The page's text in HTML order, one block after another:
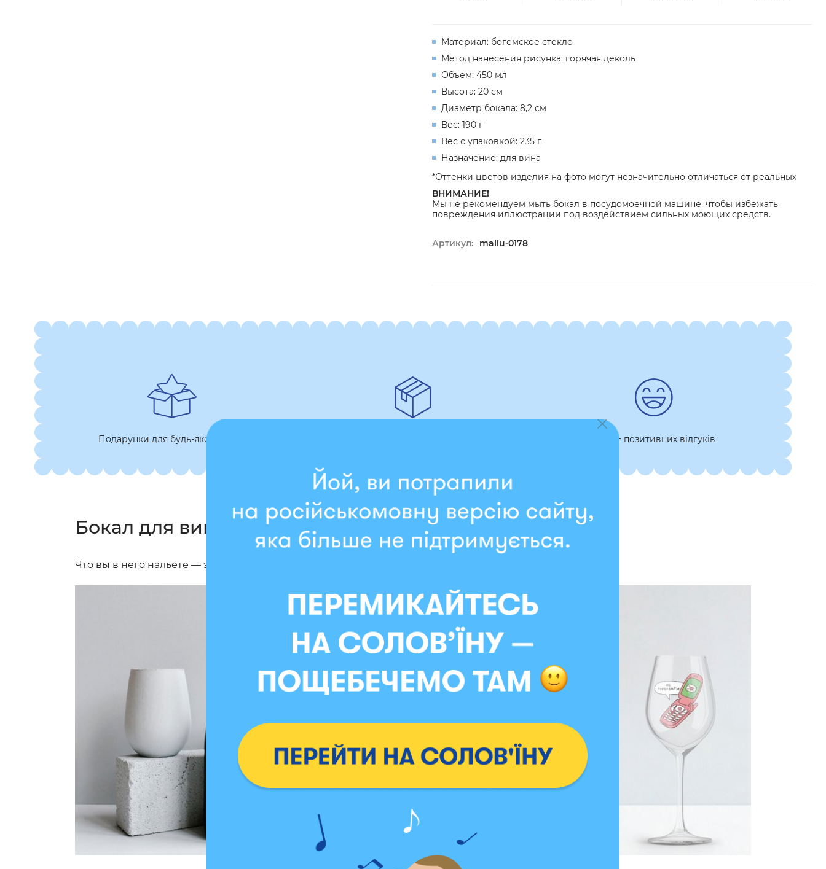
Материал: богемское стекло
Метод нанесения рисунка: горячая деколь
Объем: 450 мл
Высота: 20 см
Диаметр бокала: 8,2 см
Вес: 190 г
Вес с упаковкой: 235 г
Назначение: для вина
*Оттенки цветов изделия на фото могут незначительно отличаться от реальных
ВНИМАНИЕ!
Мы не рекомендуем мыть бокал в посудомоечной машине, чтобы избежать
повреждения иллюстрации под воздействием сильных моющих средств.
Артикул: maliu-0178
Подарунки для будь-якої нагоди 7 000+ позитивних відгуків
Бокал для вина ORNER х MALIUNOK «Вне зоны»
Что вы в него нальете — это неважно!